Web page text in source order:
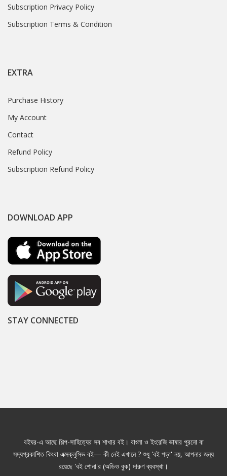
Subscription Privacy Policy
Subscription Terms & Condition
EXTRA
Purchase History
My Account
Contact
Refund Policy
Subscription Refund Policy
DOWNLOAD APP
STAY CONNECTED
বইঘর-এ আছে শিল্প-সাহিত্যের সব শাখার বই। বাংলা ও ইংরেজি ভাষার পুরনো বা
সদ্যপ্রকাশিত কিংবা এক্সক্লুসিভ বই— কী নেই এখানে ? শুধু 'বই পড়া' নয়, আপনার জন্য
রয়েছে 'বই শোনা'র (অডিও বুক) দারুণ ব্যবস্থা।